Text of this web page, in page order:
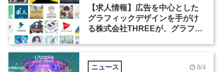
【求人情報】広告を中心とした
グラフィックデザインを手がけ
る株式会社THREEが、グラフィ
ニュース 8/4